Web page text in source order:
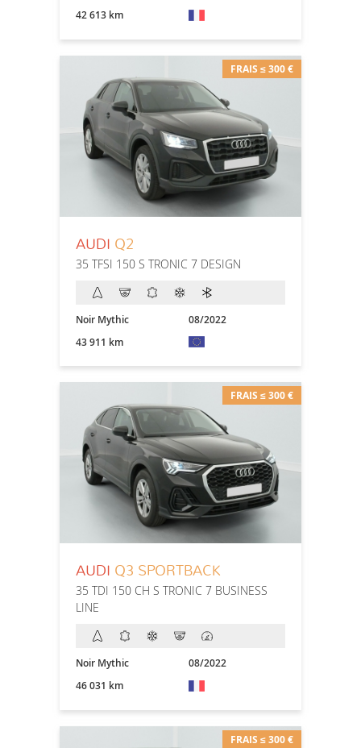
42 613 km
FRAIS ≤ 300 €
AUDI Q2
35 TFSI 150 S TRONIC 7 DESIGN
Noir Mythic
08/2022
43 911 km
FRAIS ≤ 300 €
AUDI Q3 SPORTBACK
35 TDI 150 CH S TRONIC 7 BUSINESS
LINE
Noir Mythic
08/2022
46 031 km
FRAIS ≤ 300 €